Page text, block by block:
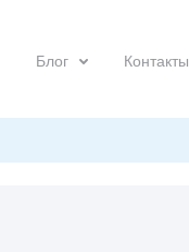
Блог Контакты